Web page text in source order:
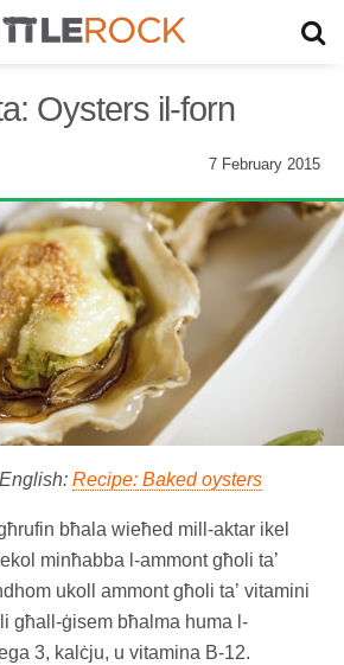
Oysters il-forn
7 February 2015
Recipe: Baked oysters
bħala wieħed mill-aktar ikel
minħabba l-ammont għoli ta’
ukoll ammont għoli ta’ vitamini
għall-ġisem bħalma huma l-
3, kalċju, u vitamina B-12.